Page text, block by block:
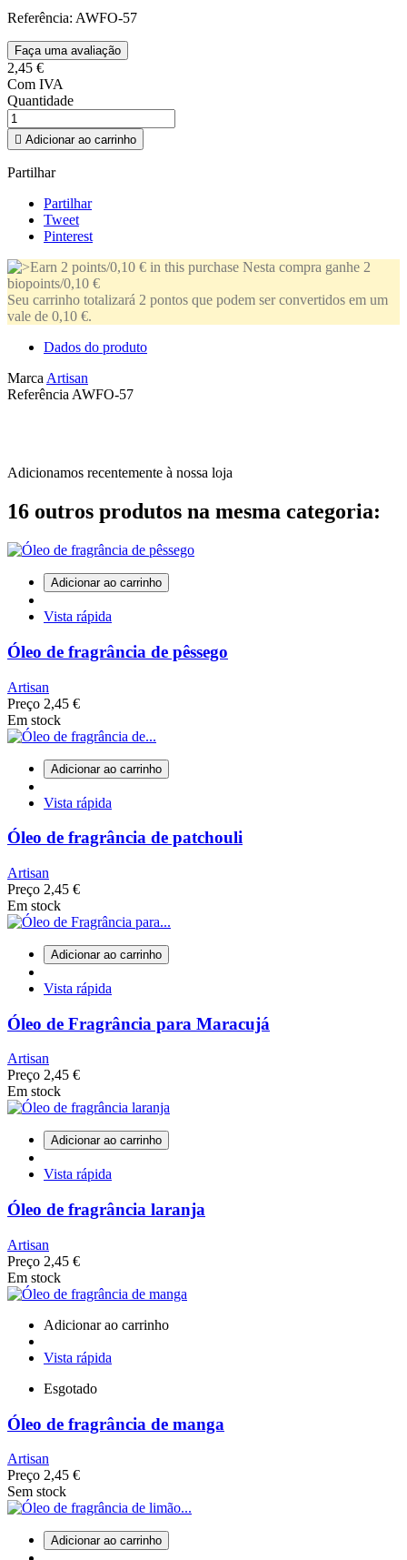
Referência: AWFO-57
Faça uma avaliação
2,45 €
Com IVA
Quantidade
 Adicionar ao carrinho
Partilhar
Partilhar
Tweet
Pinterest
Nesta compra ganhe 2
biopoints/0,10 €
Seu carrinho totalizará 2 pontos que podem ser convertidos em um
vale de 0,10 €.
Dados do produto
Marca Artisan
Referência AWFO-57
Adicionamos recentemente à nossa loja
16 outros produtos na mesma categoria:
Adicionar ao carrinho
Vista rápida
Óleo de fragrância de pêssego
Artisan
Preço 2,45 €
Em stock
Adicionar ao carrinho
Vista rápida
Óleo de fragrância de patchouli
Artisan
Preço 2,45 €
Em stock
Adicionar ao carrinho
Vista rápida
Óleo de Fragrância para Maracujá
Artisan
Preço 2,45 €
Em stock
Adicionar ao carrinho
Vista rápida
Óleo de fragrância laranja
Artisan
Preço 2,45 €
Em stock
Adicionar ao carrinho
Vista rápida
Esgotado
Óleo de fragrância de manga
Artisan
Preço 2,45 €
Sem stock
Adicionar ao carrinho